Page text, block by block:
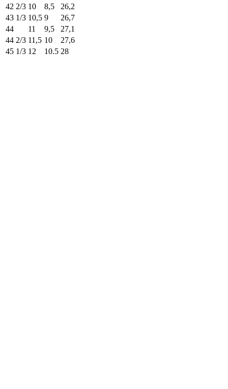
42 2/3 10 8,5
26,2
43 1/3 10,5 9
26,7
44
11 9,5
27,1
44 2/3 11,5 10
27,6
45 1/3 12 10.5 28